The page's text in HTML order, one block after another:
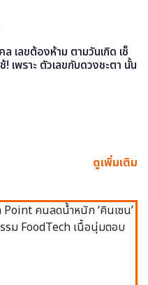
ล เลขต้องห้าม ตามวันเกิด เช็
! เพราะ ตัวเลขกับดวงชะตา นั้น
ดูเพิ่มเติม